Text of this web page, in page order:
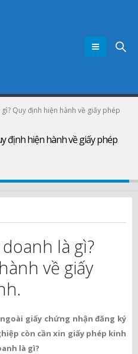
Quy định hiện hành về giấy phép
định hiện hành về giấy phép
là gì?
về giấy
giấy chứng nhận đăng ký
còn cần xin giấy phép kinh
là gì?